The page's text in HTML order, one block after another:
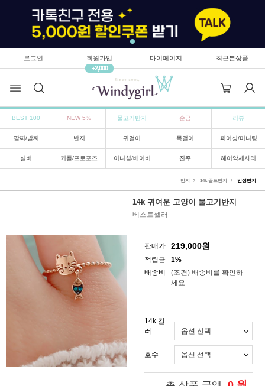
로그인
회원가입
+2,000
마이페이지 최근본상품
BEST 100 NEW 5% 물고기반지 순금 리뷰
팔찌/발찌 반지 귀걸이 목걸이 피어싱/미니링
실버 커플/프로포즈 이니셜/베이비 진주 헤어악세사리
반지 14k 골드반지 민성반지
14k 귀여운 고양이 물고기반지
베스트셀러
판매가 219,000원
적립금
1%
배송비
(조건) 배송비를 확인하
세요
14k 컬
러
호수